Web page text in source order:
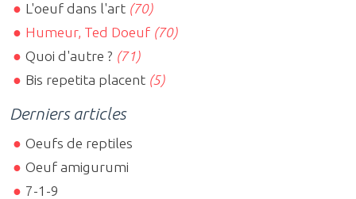
L'oeuf dans l'art (70)
Humeur, Ted Doeuf (70)
Quoi d'autre ? (71)
Bis repetita placent (5)
Derniers articles
Oeufs de reptiles
Oeuf amigurumi
7-1-9